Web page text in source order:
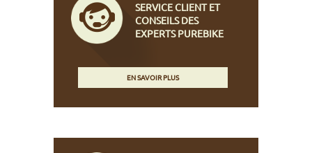
SERVICE CLIENT ET
CONSEILS DES
EXPERTS PUREBIKE
EN SAVOIR PLUS